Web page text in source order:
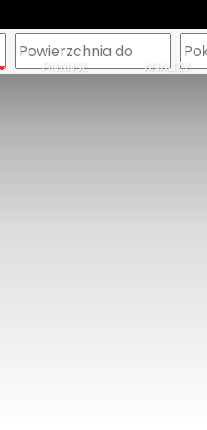
FINANSE ANALIZY